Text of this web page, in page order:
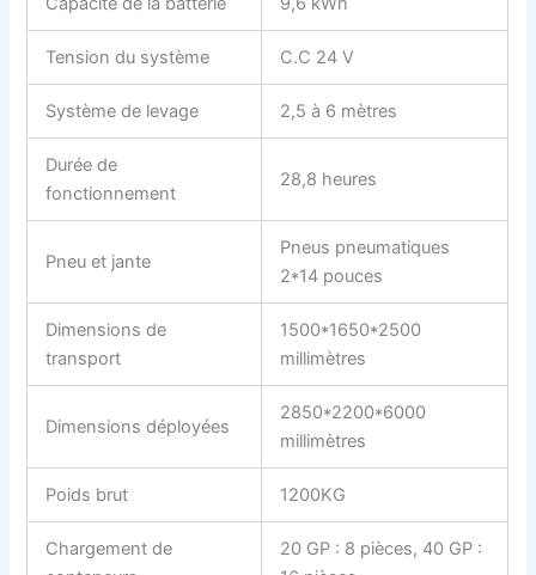
Tension du système C.C 24 V
Système de levage 2,5 à 6 mètres
Durée de
fonctionnement
28,8 heures
Pneu et jante
Pneus pneumatiques
2*14 pouces
Dimensions de
transport
1500*1650*2500
millimètres
Dimensions déployées
2850*2200*6000
millimètres
Poids brut 1200KG
Chargement de
20 GP : 8 pièces, 40 GP :